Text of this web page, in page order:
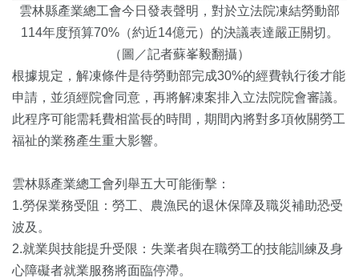
雲林縣產業總工會今日發表聲明，對於立法院凍結勞動部
114年度預算70%（約近14億元）的決議表達嚴正關切。
（圖／記者蘇峯毅翻攝）
根據規定，解凍條件是待勞動部完成30%的經費執行後才能
申請，並須經院會同意，再將解凍案排入立法院院會審議。
此程序可能需耗費相當長的時間，期間內將對多項攸關勞工
福祉的業務產生重大影響。
雲林縣產業總工會列舉五大可能衝擊：
1.勞保業務受阻：勞工、農漁民的退休保障及職災補助恐受
波及。
2.就業與技能提升受限：失業者與在職勞工的技能訓練及身
心障礙者就業服務將面臨停滯。